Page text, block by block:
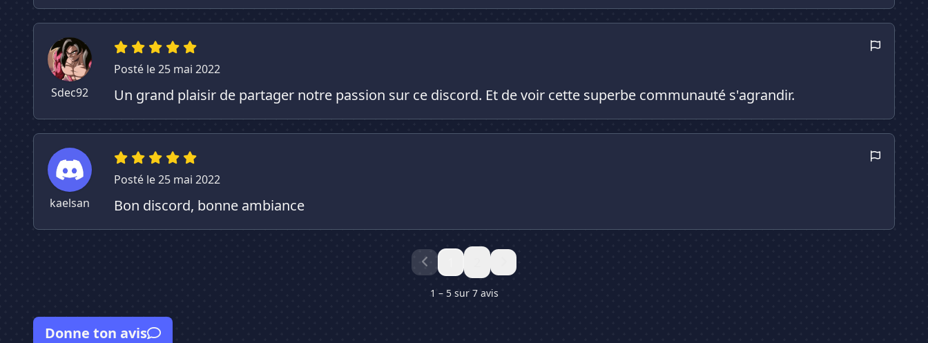
Sdec92
Posté le 25 mai 2022
Un grand plaisir de partager notre passion sur ce discord. Et de voir cette superbe communauté s'agrandir.
kaelsan
Posté le 25 mai 2022
Bon discord, bonne ambiance
1 – 5 sur 7 avis
Donne ton avis